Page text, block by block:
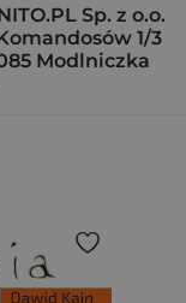
Sp. z o.o.
1/3
Modlniczka